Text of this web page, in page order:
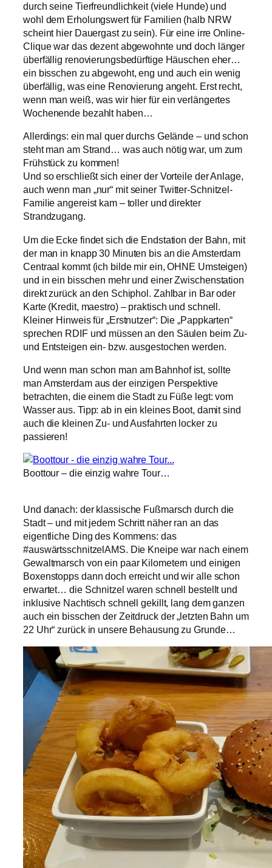
durch seine Tierfreundlichkeit (viele Hunde) und
wohl dem Erholungswert für Familien (halb NRW
scheint hier Dauergast zu sein). Für eine irre Online-
Clique war das dezent abgewohnte und doch länger
überfällig renovierungsbedürftige Häuschen eher…
ein bisschen zu abgewoht, eng und auch ein wenig
überfällig, was eine Renovierung angeht. Erst recht,
wenn man weiß, was wir hier für ein verlängertes
Wochenende bezahlt haben…
Allerdings: ein mal quer durchs Gelände – und schon
steht man am Strand… was auch nötig war, um zum
Frühstück zu kommen!
Und so erschließt sich einer der Vorteile der Anlage,
auch wenn man „nur“ mit seiner Twitter-Schnitzel-
Familie angereist kam – toller und direkter
Strandzugang.
Um die Ecke findet sich die Endstation der Bahn, mit
der man in knapp 30 Minuten bis an die Amsterdam
Centraal kommt (ich bilde mir ein, OHNE Umsteigen)
und in ein bisschen mehr und einer Zwischenstation
direkt zurück an den Schiphol. Zahlbar in Bar oder
Karte (Kredit, maestro) – praktisch und schnell.
Kleiner Hinweis für „Erstnutzer“: Die „Pappkarten“
sprechen RDIF und müssen an den Säulen beim Zu-
und Entsteigen ein- bzw. ausgestochen werden.
Und wenn man schon man am Bahnhof ist, sollte
man Amsterdam aus der einzigen Perspektive
betrachten, die einem die Stadt zu Füße legt: vom
Wasser aus. Tipp: ab in ein kleines Boot, damit sind
auch die kleinen Zu- und Ausfahrten locker zu
passieren!
Boottour – die einzig wahre Tour…
Und danach: der klassische Fußmarsch durch die
Stadt – und mit jedem Schritt näher ran an das
eigentliche Ding des Kommens: das
#auswärtsschnitzelAMS. Die Kneipe war nach einem
Gewaltmarsch von ein paar Kilometern und einigen
Boxenstopps dann doch erreicht und wir alle schon
erwartet… die Schnitzel waren schnell bestellt und
inklusive Nachtisch schnell gekillt, lang dem ganzen
auch ein bisschen der Zeitdruck der „letzten Bahn um
22 Uhr“ zurück in unsere Behausung zu Grunde…